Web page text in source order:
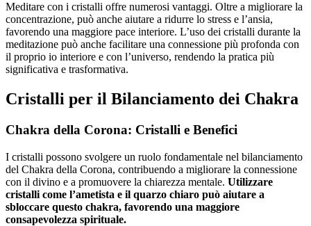
Meditare con i cristalli offre numerosi vantaggi. Oltre a migliorare la
concentrazione, può anche aiutare a ridurre lo stress e l’ansia,
favorendo una maggiore pace interiore. L’uso dei cristalli durante la
meditazione può anche facilitare una connessione più profonda con
il proprio io interiore e con l’universo, rendendo la pratica più
significativa e trasformativa.
Cristalli per il Bilanciamento dei Chakra
Chakra della Corona: Cristalli e Benefici
I cristalli possono svolgere un ruolo fondamentale nel bilanciamento
del Chakra della Corona, contribuendo a migliorare la connessione
con il divino e a promuovere la chiarezza mentale. Utilizzare
cristalli come l’ametista e il quarzo chiaro può aiutare a
sbloccare questo chakra, favorendo una maggiore
consapevolezza spirituale.